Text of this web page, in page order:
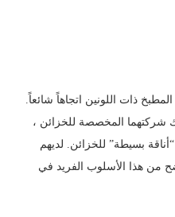
ذات اللونين اتجاهاً شائعاً.
شركتهما المخصصة للخزائن ،
بسيطة” للخزائن. لديهم
من هذا الأسلوب الفريد في